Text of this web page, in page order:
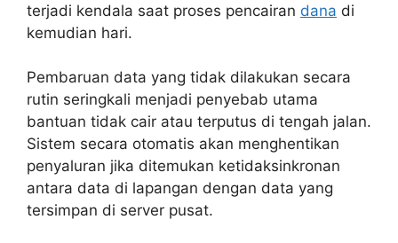
terjadi kendala saat proses pencairan dana di
kemudian hari.
Pembaruan data yang tidak dilakukan secara
rutin seringkali menjadi penyebab utama
bantuan tidak cair atau terputus di tengah jalan.
Sistem secara otomatis akan menghentikan
penyaluran jika ditemukan ketidaksinkronan
antara data di lapangan dengan data yang
tersimpan di server pusat.